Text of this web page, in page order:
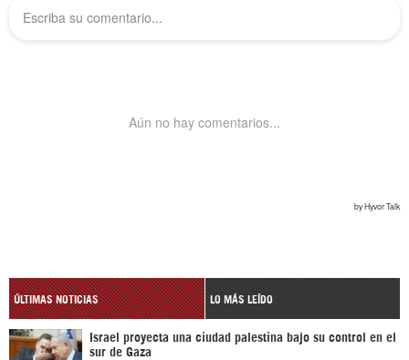
ÚLTIMAS NOTICIAS LO MÁS LEÍDO
Israel proyecta una ciudad palestina bajo su control en el
sur de Gaza